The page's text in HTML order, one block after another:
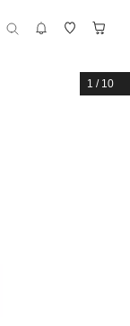
1 / 10